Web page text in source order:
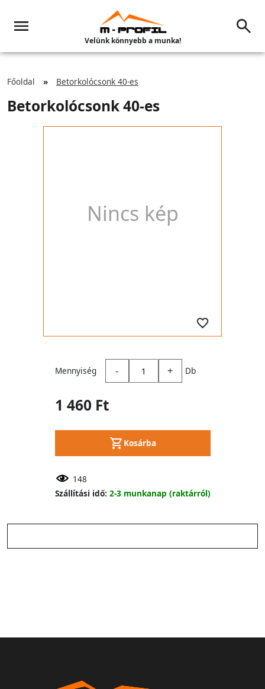
Velünk könnyebb a munka!
Főoldal Betorkolócsonk 40-es
Betorkolócsonk 40-es
Nincs kép
Mennyiség - + Db
1 460 Ft
Kosárba
148
Szállítási idő: 2-3 munkanap (raktárról)